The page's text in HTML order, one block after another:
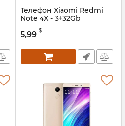
Телефон Xiaomi Redmi
Note 4X - 3+32Gb
5,99 $